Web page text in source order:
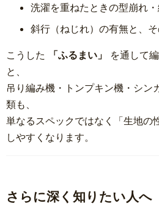
洗濯を重ねたときの型崩れ
斜行（ねじれ）の有無と、
こうした 「ふるまい」
を通して
と、
吊り編み機・トンプキン機・シン
類も、
単なるスペックではなく「生地の
しやすくなります。
さらに深く知りたい人へ